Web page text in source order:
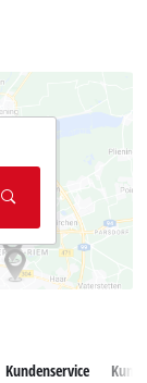
Kundenservice